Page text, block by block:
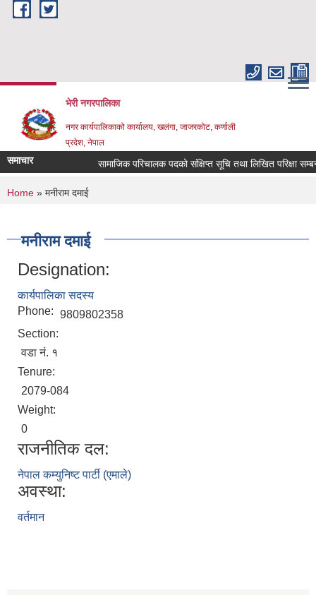
Skip to main content
भेरी नगरपालिका
नगर कार्यपालिकाको कार्यालय, खलंगा, जाजरकोट, कर्णाली
प्रदेश, नेपाल
समाचार सामाजिक परिचालक पदको संक्षिप्त सूचि तथा लिखित परिक्षा सम्बन्धमा
You are here
Home » मनीराम दमाई
मनीराम दमाई
Designation:
कार्यपालिका सदस्य
Phone: 9809802358
Section:
वडा नं. १
Tenure:
2079-084
Weight:
0
राजनीतिक दल:
नेपाल कम्युनिष्ट पार्टी (एमाले)
अवस्था:
वर्तमान